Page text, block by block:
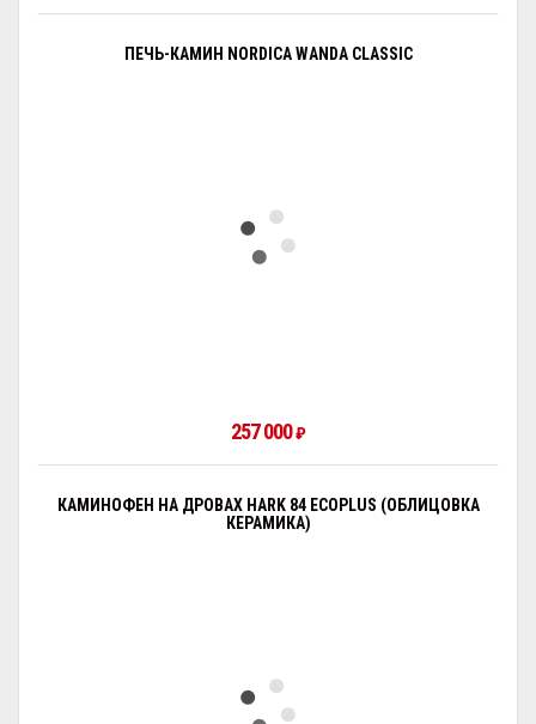
ПЕЧЬ-КАМИН NORDICA WANDA CLASSIC
257 000₽
КАМИНОФЕН НА ДРОВАХ HARK 84 ECOPLUS (ОБЛИЦОВКА
КЕРАМИКА)